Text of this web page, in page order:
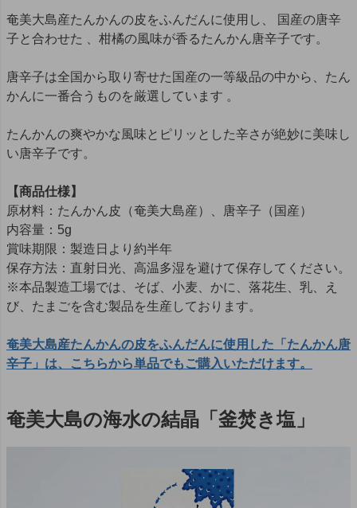
奄美大島産たんかんの皮をふんだんに使用し、 国産の唐辛
子と合わせた 、柑橘の風味が香るたんかん唐辛子です。
唐辛子は全国から取り寄せた国産の一等級品の中から、たん
かんに一番合うものを厳選しています 。
たんかんの爽やかな風味とピリッとした辛さが絶妙に美味し
い唐辛子です。
【商品仕様】
原材料：たんかん皮（奄美大島産）、唐辛子（国産）
内容量：5g
賞味期限：製造日より約半年
保存方法：直射日光、高温多湿を避けて保存してください。
※本品製造工場では、そば、小麦、かに、落花生、乳、え
び、たまごを含む製品を生産しております。
奄美大島産たんかんの皮をふんだんに使用した「たんかん唐
辛子」は、こちらから単品でもご購入いただけます。
奄美大島の海水の結晶「釜焚き塩」